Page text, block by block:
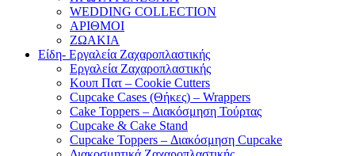
WEDDING COLLECTION
ΑΡΙΘΜΟΙ
ΖΩΑΚΙΑ
Είδη- Εργαλεία Ζαχαροπλαστικής
Εργαλεία Ζαχαροπλαστικής
Κουπ Πατ – Cookie Cutters
Cupcake Cases (Θήκες) – Wrappers
Cake Toppers – Διακόσμηση Τούρτας
Cupcake & Cake Stand
Cupcake Toppers – Διακόσμηση Cupcake